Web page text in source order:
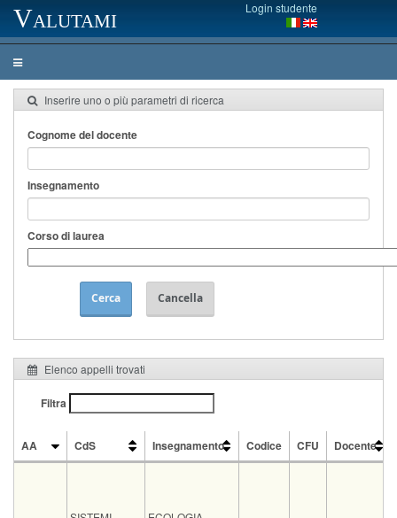
Valutami Login studente
Inserire uno o più parametri di ricerca
Cognome del docente
Insegnamento
Corso di laurea
Cerca Cancella
Elenco appelli trovati
Filtra
AA CdS Insegnamento Codice CFU
Docente